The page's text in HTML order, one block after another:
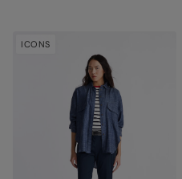
ICONS